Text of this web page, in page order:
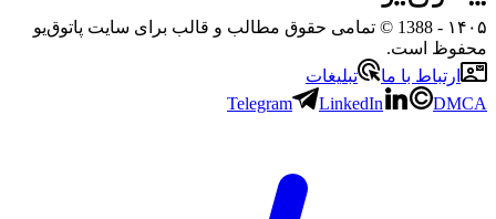
۱۴۰۵
- 1388 © تمامی حقوق مطالب و قالب برای سایت پاتوق‌یو
محفوظ است.
ارتباط با ما
تبلیغات
Telegram
LinkedIn DMCA